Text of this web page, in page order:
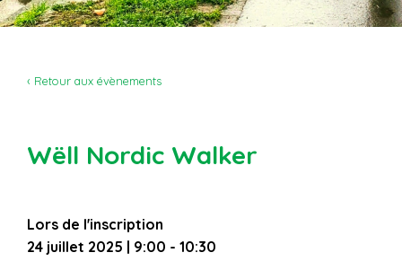
‹ Retour aux évènements
Wëll Nordic Walker
Lors de l'inscription
24 juillet 2025 | 9:00 - 10:30